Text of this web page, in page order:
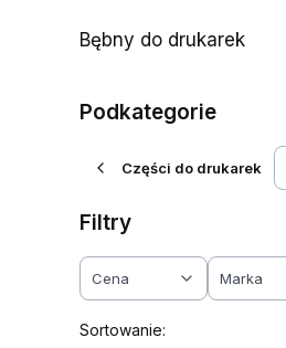
Bębny do drukarek
Podkategorie
Części do drukarek
Filtry
Cena Marka
Koniec filtrów
Lista produktów
Sortowanie: